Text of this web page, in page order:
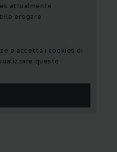
attualmente
erogare
e accetta i cookies di
questo